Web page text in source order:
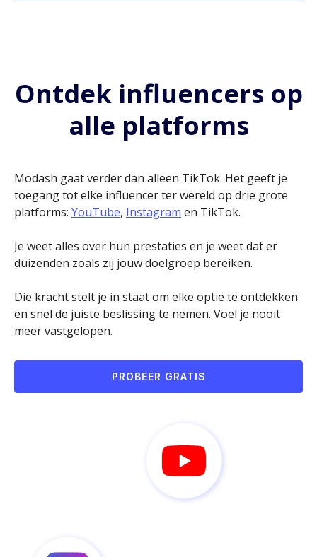
Ontdek influencers op
alle platforms
Modash gaat verder dan alleen TikTok. Het geeft je
toegang tot elke influencer ter wereld op drie grote
platforms: YouTube, Instagram en TikTok.
Je weet alles over hun prestaties en je weet dat er
duizenden zoals zij jouw doelgroep bereiken.
Die kracht stelt je in staat om elke optie te ontdekken
en snel de juiste beslissing te nemen. Voel je nooit
meer vastgelopen.
PROBEER GRATIS